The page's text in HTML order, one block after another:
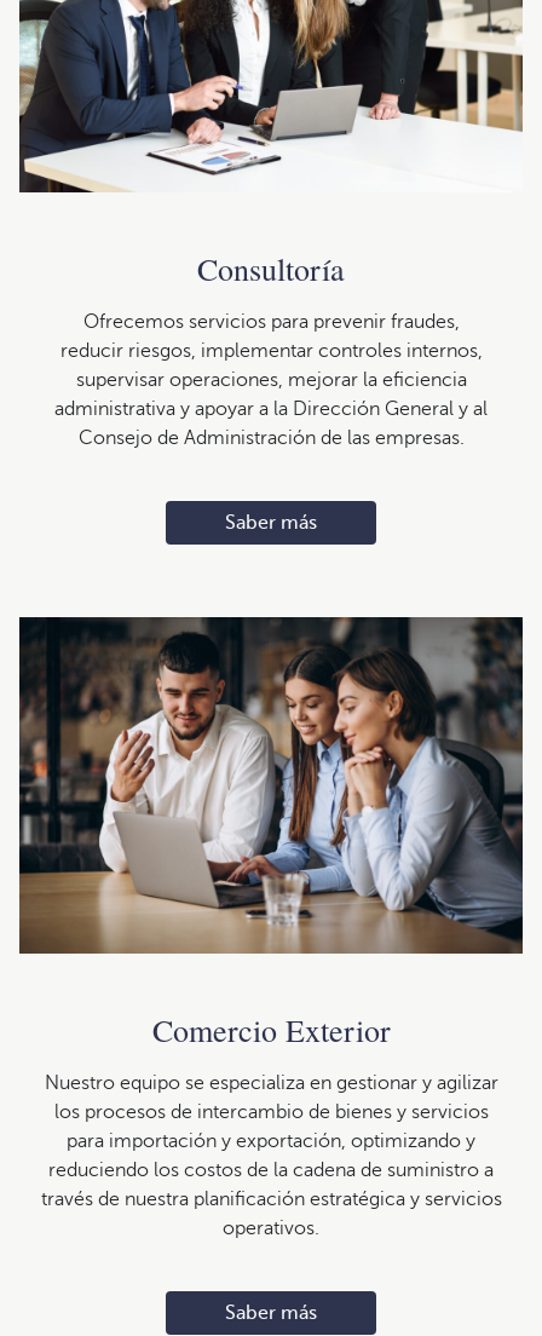
Consultoría
Ofrecemos servicios para prevenir fraudes,
reducir riesgos, implementar controles internos,
supervisar operaciones, mejorar la eficiencia
administrativa y apoyar a la Dirección General y al
Consejo de Administración de las empresas.
Saber más
Comercio Exterior
Nuestro equipo se especializa en gestionar y agilizar
los procesos de intercambio de bienes y servicios
para importación y exportación, optimizando y
reduciendo los costos de la cadena de suministro a
través de nuestra planificación estratégica y servicios
operativos.
Saber más